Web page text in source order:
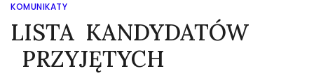
KOMUNIKATY
LISTA KANDYDATÓW
PRZYJĘTYCH